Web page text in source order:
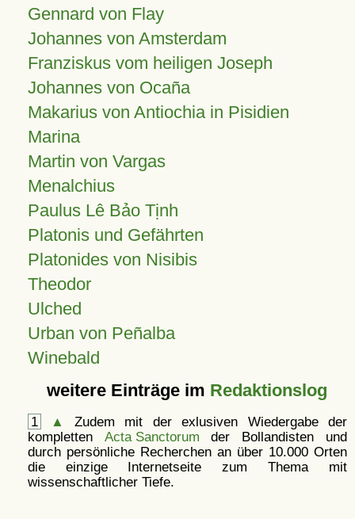
Gennard von Flay
Johannes von Amsterdam
Franziskus vom heiligen Joseph
Johannes von Ocaña
Makarius von Antiochia in Pisidien
Marina
Martin von Vargas
Menalchius
Paulus Lê Bảo Tịnh
Platonis und Gefährten
Platonides von Nisibis
Theodor
Ulched
Urban von Peñalba
Winebald
weitere Einträge im Redaktionslog
1 ▲
Zudem mit der exlusiven Wiedergabe der
kompletten Acta Sanctorum der Bollandisten und
durch persönliche Recherchen an über 10.000 Orten
die einzige Internetseite zum Thema mit
wissenschaftlicher Tiefe.